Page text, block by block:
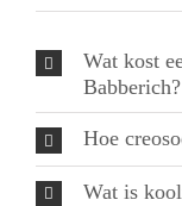
Wat kost
Babberich?
Hoe
Wat is